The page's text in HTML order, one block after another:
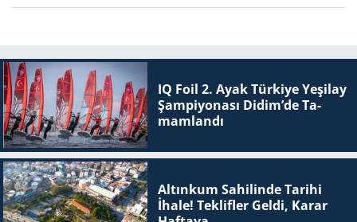
IQ Foil 2. Ayak Tür­ki­ye Ye­şi­lay
Şam­pi­yo­na­sı Didim’de Ta­
mam­lan­dı
Altınkum Sahilinde Tarihi
İhale! Teklifler Geldi, Karar